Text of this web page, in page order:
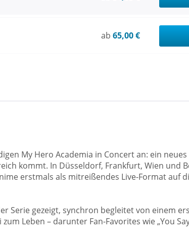
ab 65,00 €
My Hero Academia in Concert an: ein
kommt. In Düsseldorf, Frankfurt, Wien und
erstmals als mitreißendes Live-Format auf
gezeigt, synchron begleitet von einem
Leben – darunter Fan-Favorites wie „You Say